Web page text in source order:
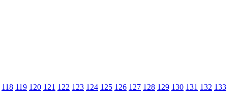
118 119 120 121 122 123 124 125 126 127 128 129 130 131 132 133